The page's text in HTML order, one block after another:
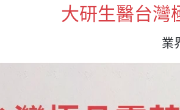
大研生醫台灣
業